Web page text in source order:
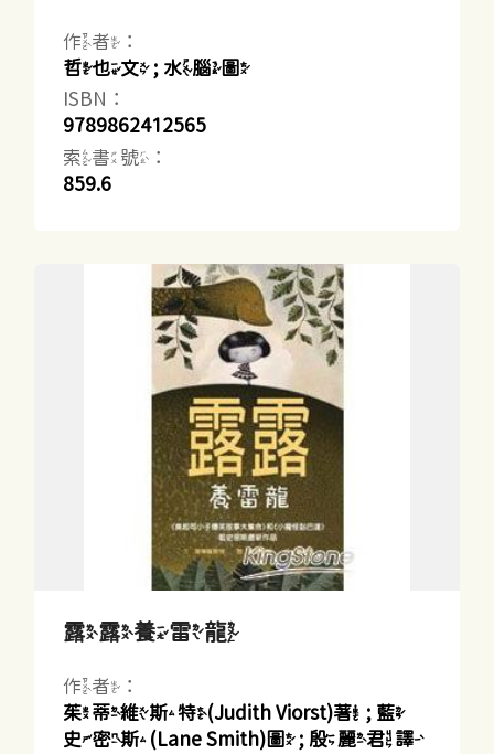
作者：
哲也文 ; 水腦圖
ISBN：
9789862412565
索書號：
859.6
露露養雷龍
作者：
茱蒂維斯特(Judith Viorst)著 ; 藍
史密斯(Lane Smith)圖 ; 殷麗君譯